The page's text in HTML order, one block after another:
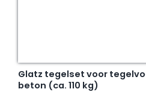
Glatz tegelset voor
beton (ca. 110 kg)